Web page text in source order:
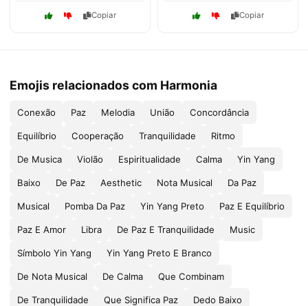
Copiar Copiar
Emojis relacionados com Harmonia
Conexão Paz Melodia União Concordância
Equilíbrio Cooperação Tranquilidade Ritmo
De Musica Violão Espiritualidade Calma Yin Yang
Baixo De Paz Aesthetic Nota Musical Da Paz
Musical Pomba Da Paz Yin Yang Preto Paz E Equilíbrio
Paz E Amor Libra De Paz E Tranquilidade Music
Símbolo Yin Yang Yin Yang Preto E Branco
De Nota Musical De Calma Que Combinam
De Tranquilidade Que Significa Paz Dedo Baixo